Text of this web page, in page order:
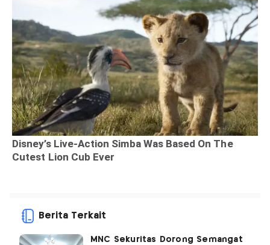
Berita Terkait
MNC Sekuritas Dorong Semangat